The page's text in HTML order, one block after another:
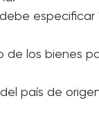
o equivalente.
los bienes